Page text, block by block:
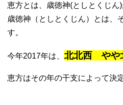
恵方とは、歳徳神(としとくじん
歳徳神（としとくじん）とは、
す。
今年2017年は、 北北西 やや
恵方はその年の干支によって決